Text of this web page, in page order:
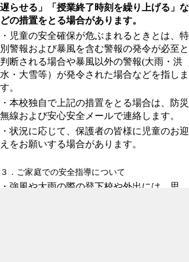
遅らせる」「授業終了時刻を繰り上げる」な
どの措置をとる場合があります。
・児童の安全確保が危ぶまれるときとは、特
別警報および暴風を含む警報の発令が必至と
判断される場合や暴風以外の警報(大雨・洪
水・大雪等）が発令された場合などを指しま
す。
・本校独自で上記の措置をとる場合は、防災
無線および安心安全メールで連絡します。
・状況に応じて、保護者の皆様に児童のお迎
えをお願いする場合があります。
３．ご家庭での安全指導について
・強風や大雨の際の登下校や外出には、思